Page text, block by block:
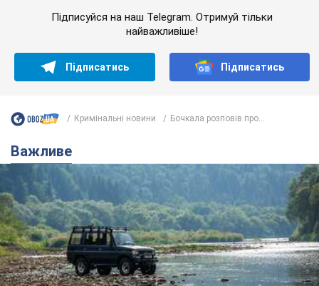
Підписуйся на наш Telegram. Отримуй тільки
найважливіше!
Підписатись Підписатись
Кримінальні новини Бочкала розповів про...
Важливе